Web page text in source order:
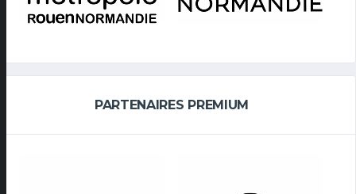
PARTENAIRES PREMIUM